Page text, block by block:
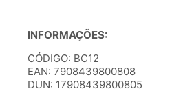
INFORMAÇÕES:
CÓDIGO: BC12
EAN: 7908439800808
DUN: 17908439800805